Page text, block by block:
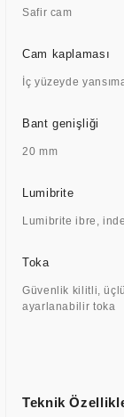
Safir cam
Cam kaplaması
İç yüzeyde
Bant genişliği
20 mm
Lumibrite
Lumibrite ibre,
Toka
Güvenlik kilitli,
ayarlanabilir toka
Teknik